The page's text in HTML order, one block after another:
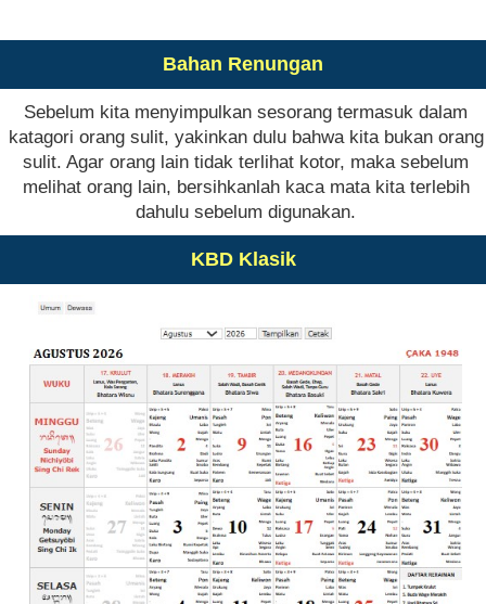
Bahan Renungan
Sebelum kita menyimpulkan sesorang termasuk dalam
katagori orang sulit, yakinkan dulu bahwa kita bukan orang
sulit. Agar orang lain tidak terlihat kotor, maka sebelum
melihat orang lain, bersihkanlah kaca mata kita terlebih
dahulu sebelum digunakan.
KBD Klasik